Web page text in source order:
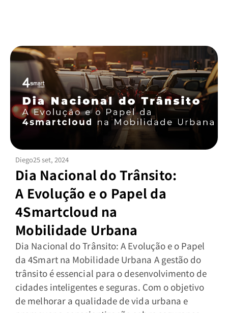
Diego25 set, 2024
Dia Nacional do Trânsito:
A Evolução e o Papel da
4Smartcloud na
Mobilidade Urbana
Dia Nacional do Trânsito: A Evolução e o Papel
da 4Smart na Mobilidade Urbana A gestão do
trânsito é essencial para o desenvolvimento de
cidades inteligentes e seguras. Com o objetivo
de melhorar a qualidade de vida urbana e